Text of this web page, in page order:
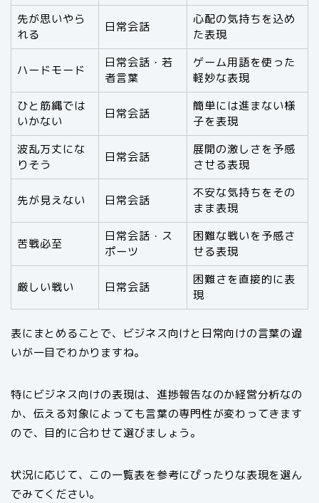
先が思いやら
れる
日常会話
心配の気持ちを込め
た表現
ハードモード
日常会話・若
者言葉
ゲーム用語を使った
軽妙な表現
ひと筋縄では
いかない
日常会話
簡単には進まない様
子を表現
波乱万丈にな
りそう
日常会話
展開の激しさを予感
させる表現
先が見えない 日常会話
不安な気持ちをその
まま表現
苦戦必至
日常会話・ス
ポーツ
困難な戦いを予感さ
せる表現
厳しい戦い 日常会話
困難さを直接的に表
現
表にまとめることで、ビジネス向けと日常向けの言葉の違
いが一目でわかりますね。
特にビジネス向けの表現は、進捗報告なのか経営分析なの
か、伝える対象によっても言葉の専門性が変わってきます
ので、目的に合わせて選びましょう。
状況に応じて、この一覧表を参考にぴったりな表現を選ん
でみてください。